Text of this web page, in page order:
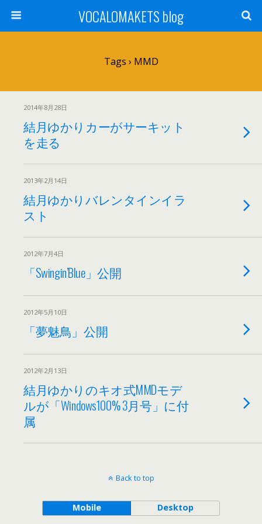
VOCALOMAKETS blog
Tags › MMD
2014年8月28日
結月ゆかりカーがサーキット
を走る
2013年2月14日
結月ゆかりバレンタインイラ
スト
2012年7月4日
「Swingin’Blue」公開
2012年5月10日
「夢魅鳥」公開
2012年2月13日
結月ゆかりのキオ式MMDモデ
ルが「Windows100% 3月号」に付
属
Back to top
Mobile Desktop